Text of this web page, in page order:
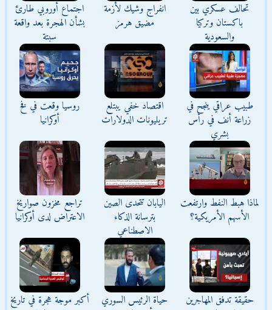
تحالف عسكري بين
باكستان وتركيا
والسعودية
انفراج وشيك لأزمة
مضيق هرمز
اجتماع أوروبي طارئ
بشأن الهجرة بعد واقعة
سبتة
طبيب عراقي ينجح في
زراعة أنف في رأس
بشري
اقتصاد خفي يبتلع
تريليونات الدولارات
روسيا وقعت في فخ
أوكرانيا
لماذا هبط النفط وارتفعت
الأسهم الأمريكية؟
اليابان تتحدى الصين
بترسانة الذكاء
الاصطناعي
تراجع مخزون صواريخ
الاعتراض لدى أوكرانيا
حقيقة تدفق المهاجرين
حياة الرئيس السوري
أكبر موجة هجرة في تاريخ